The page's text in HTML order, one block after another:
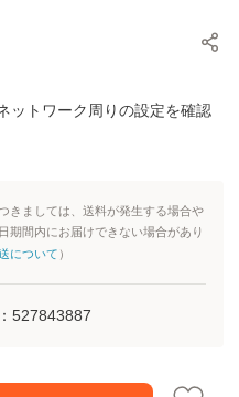
ットワーク周りの設定を確認
きましては、送料が発生する場合や
期間内にお届けできない場合があり
について ）
527843887